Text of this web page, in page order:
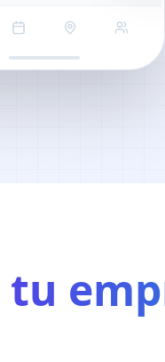
tu